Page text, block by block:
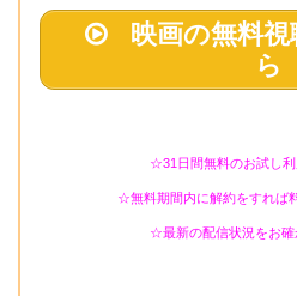
映画の無料
ら
☆31日間無料のお試し
☆無料期間内に解約をすれば
☆最新の配信状況をお